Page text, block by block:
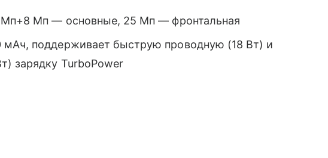
Мп+8 Мп — основные, 25 Мп — фронтальная
мАч, поддерживает быструю проводную (18 Вт) и
зарядку TurboPower